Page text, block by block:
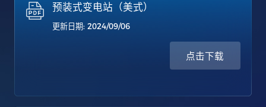
预装式变电站（美式）
更新日期: 2024/09/06
点击下载